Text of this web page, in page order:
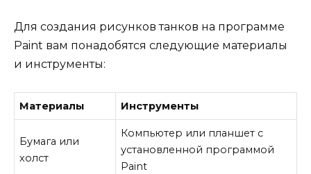
Для создания рисунков танков на программе
Paint вам понадобятся следующие материалы
и инструменты:
Материалы Инструменты
Бумага или
холст
Компьютер или планшет с
установленной программой
Paint